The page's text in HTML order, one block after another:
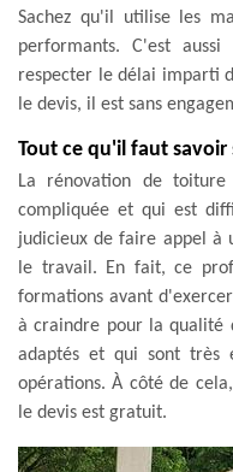
Sachez qu'il utilise les
performants. C'est
respecter le délai imparti
le devis, il est sans
Tout ce qu'il faut
La rénovation de
compliquée et qui est
judicieux de faire appel à
le travail. En fait, ce
formations avant
à craindre pour la qualité
adaptés et qui sont très
opérations. À côté de
le devis est gratuit.